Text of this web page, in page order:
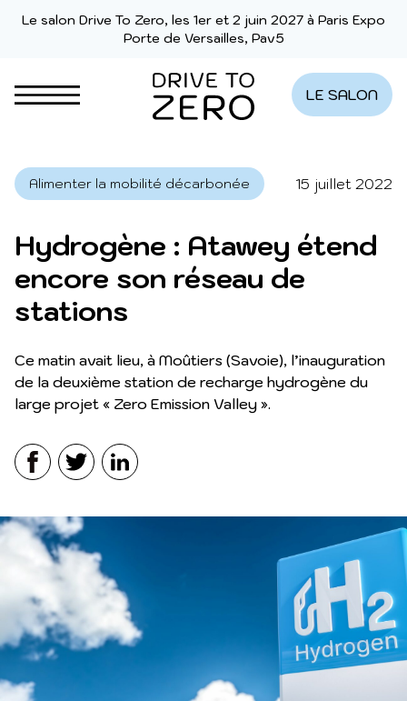
Aller au contenu
Le salon Drive To Zero, les 1er et 2 juin 2027 à Paris Expo
Porte de Versailles, Pav5
LE SALON
Alimenter la mobilité décarbonée 15 juillet 2022
Hydrogène : Atawey étend
encore son réseau de
stations
Ce matin avait lieu, à Moûtiers (Savoie), l’inauguration
de la deuxième station de recharge hydrogène du
large projet « Zero Emission Valley ».
FacebookTwitterLinkedIn